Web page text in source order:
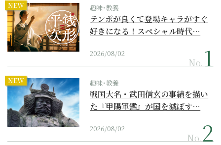
NEW 趣味･教養
テンポが良くて登場キャラがすぐ
好きになる！スペシャル時代…
2026/08/02
No.
NEW 趣味･教養
戦国大名・武田信玄の事績を描い
た『甲陽軍鑑』が国を滅ぼす…
2026/08/02
No.